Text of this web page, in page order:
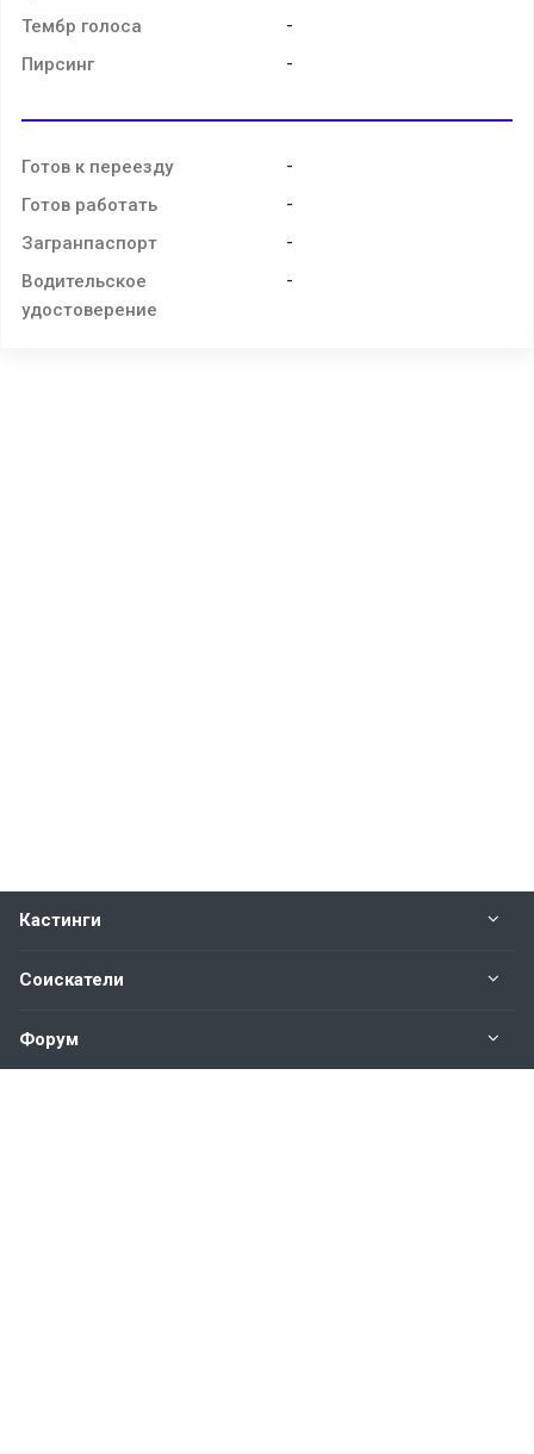
Тембр голоса -
Пирсинг -
Готов к переезду -
Готов работать -
Загранпаспорт -
Водительское
удостоверение
-
Кастинги
Соискатели
Форум